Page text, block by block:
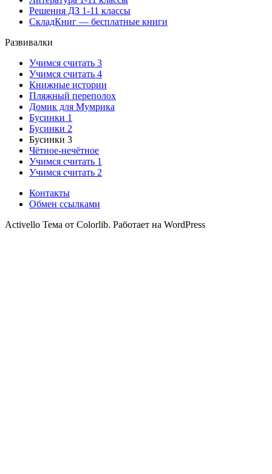
Решения ДЗ 1-11 классы
СкладКниг — бесплатные книги
Развивалки
Учимся считать 3
Учимся считать 4
Книжные истории
Пляжный переполох
Домик для Мумрика
Бусинки 1
Бусинки 2
Бусинки 3
Чётное-нечётное
Учимся считать 1
Учимся считать 2
Контакты
Обмен ссылками
Activello Тема от Colorlib. Работает на WordPress